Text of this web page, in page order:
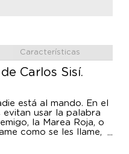
Características
Carlos Sisí.
está al mando. En el
evitan usar la palabra
la Marea Roja, o
como se les llame,
cada vez más fuertes.
Elexia y Alkibiades